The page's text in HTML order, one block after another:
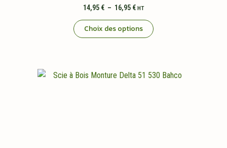
14,95 € – 16,95 €Plage
prix :
14,95 €
HT
Choix des options
variations.